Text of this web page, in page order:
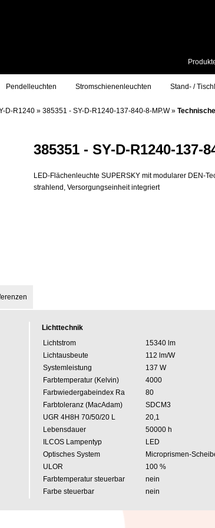
Pendelleuchten Stromschienenleuchten Stand- /
D-R1240 » 385351 - SY-D-R1240-137-840-8-MP.W»
385351 - SY-D-R1240-137-
LED-Flächenleuchte SUPERSKY mit modularer DEN-
strahlend, Versorgungseinheit integriert
Lichttechnik
Lichtstrom
15340 lm
Lichtausbeute
112 lm/W
Systemleistung
137 W
Farbtemperatur (Kelvin)
4000
Farbwiedergabeindex Ra
80
Farbtoleranz (MacAdam)
SDCM3
UGR 4H8H 70/50/20 L
20,1
Lebensdauer
50000 h
ILCOS Lampentyp
LED
Optisches System
Microprismen-
ULOR
100 %
Farbtemperatur steuerbar
nein
Farbe steuerbar
nein